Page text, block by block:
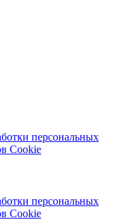
персональных
Cookie
персональных
Cookie